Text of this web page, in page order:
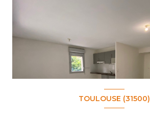
TOULOUSE (31500)